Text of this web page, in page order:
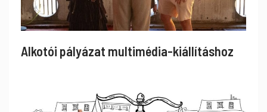
Alkotói pályázat multimédia-kiállításhoz